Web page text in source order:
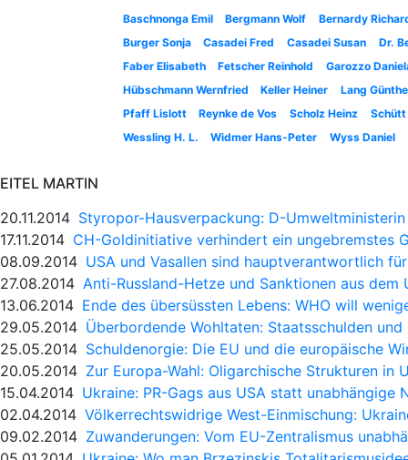
Baschnonga Emil Bergmann Wolf
Bernardy
Burger Sonja
Casadei Fred Casadei Susan
Dr.
Faber Elisabeth
Fetscher Reinhold
Garozzo
Hübschmann Wernfried
Keller Heiner
Lang
Pfaff Lislott
Reynke de Vos Scholz Heinz
Schütt
Wessling H. L.
Widmer Hans-Peter Wyss Daniel
EITEL MARTIN
20.11.2014 Styropor-Hausverpackung: D-
17.11.2014 CH-Goldinitiative verhindert ein ungebremstes
08.09.2014 USA und Vasallen sind hauptverantwortlich
27.08.2014 Anti-Russland-Hetze und Sanktionen aus dem
13.06.2014 Ende des übersüssten Lebens: WHO will
29.05.2014 Überbordende Wohltaten: Staatsschulden
25.05.2014 Schuldenorgie: Die EU und die europäische
20.05.2014 Zur Europa-Wahl: Oligarchische Strukturen in
15.04.2014 Ukraine: PR-Gags aus USA statt unabhängige
02.04.2014 Völkerrechtswidrige West-Einmischung:
09.02.2014 Zuwanderungen: Vom EU-Zentralismus